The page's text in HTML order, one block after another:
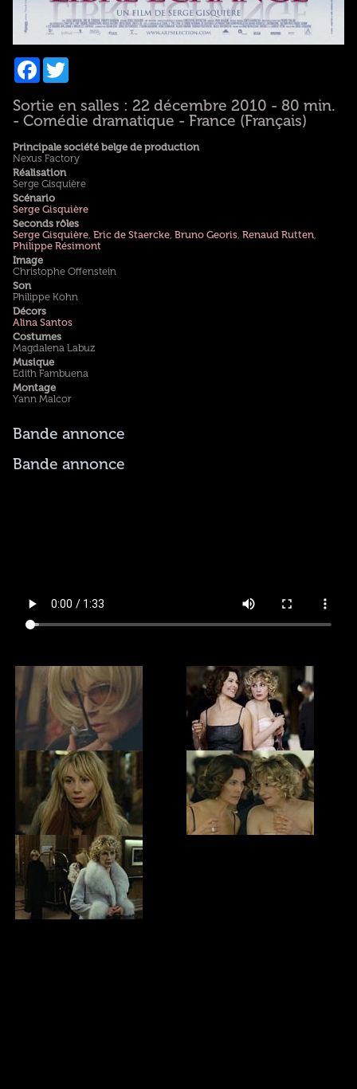
Facebook
Twitter
Sortie en salles : 22 décembre 2010 - 80 min.
- Comédie dramatique - France (Français)
Principale société belge de production
Nexus Factory
Réalisation
Serge Gisquière
Scénario
Serge Gisquière
Seconds rôles
Serge Gisquière, Eric de Staercke, Bruno Georis, Renaud Rutten,
Philippe Résimont
Image
Christophe Offenstein
Son
Philippe Kohn
Décors
Alina Santos
Costumes
Magdalena Labuz
Musique
Edith Fambuena
Montage
Yann Malcor
Bande annonce
Bande annonce